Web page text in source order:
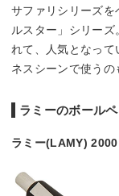
サファリシリーズを
ルスター」シリーズ
れて、人気となって
ネスシーンで使うの
ラミーのボール
ラミー(LAMY)